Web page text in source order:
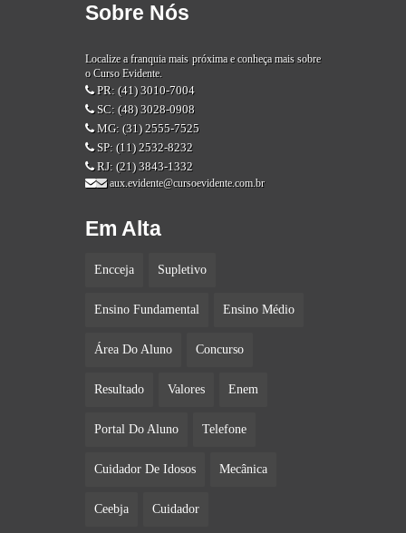
Sobre Nós
Localize a franquia mais próxima e conheça mais sobre
o Curso Evidente.
PR: (41) 3010-7004
SC: (48) 3028-0908
MG: (31) 2555-7525
SP: (11) 2532-8232
RJ: (21) 3843-1332
aux.evidente@cursoevidente.com.br
Em Alta
Encceja Supletivo
Ensino Fundamental Ensino Médio
Área Do Aluno Concurso
Resultado Valores Enem
Portal Do Aluno Telefone
Cuidador De Idosos Mecânica
Ceebja Cuidador